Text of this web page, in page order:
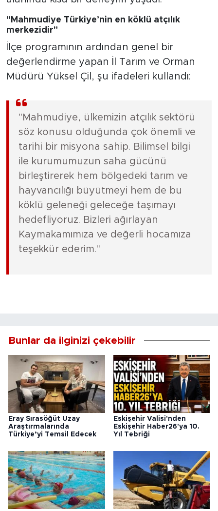
"Mahmudiye Türkiye’nin en köklü atçılık
merkezidir"
İlçe programının ardından genel bir
değerlendirme yapan İl Tarım ve Orman
Müdürü Yüksel Çil, şu ifadeleri kullandı:
"Mahmudiye, ülkemizin atçılık sektörü
söz konusu olduğunda çok önemli ve
tarihi bir misyona sahip. Bilimsel bilgi
ile kurumumuzun saha gücünü
birleştirerek hem bölgedeki tarım ve
hayvancılığı büyütmeyi hem de bu
köklü geleneği geleceğe taşımayı
hedefliyoruz. Bizleri ağırlayan
Kaymakamımıza ve değerli hocamıza
teşekkür ederim."
Bunlar da ilginizi çekebilir
Eray Sırasöğüt Uzay
Araştırmalarında
Türkiye’yi Temsil Edecek
Eskişehir Valisi'nden
Eskişehir Haber26'ya 10.
Yıl Tebriği